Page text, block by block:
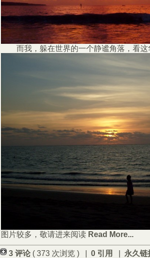
而我，躲在世界的一个静谧角落，看这
图片较多，敬请进来阅读 Read More...
3 评论 ( 373 次浏览 ) | 0 引用 | 永久链